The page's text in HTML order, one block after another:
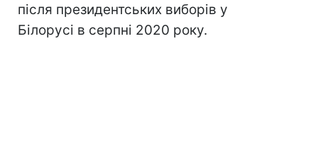
після президентських виборів у
Білорусі в серпні 2020 року.